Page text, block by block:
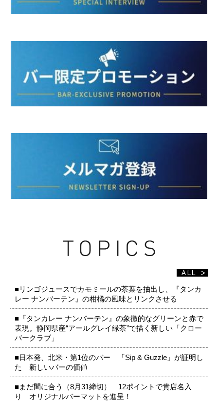
■リンゴジュースでカモミールの茶葉を抽出し、『タンカ
レー ナンバーテン』の柑橘の風味とリンクさせる
■『タンカレー ナンバーテン』の象徴的なグリーンと赤で
表現。静岡県産“アールグレイ緑茶”で描く新しい「クロー
バークラブ」
■日本発、北米・第1位のバー 「Sip & Guzzle」が証明し
た 新しいバーの価値
■まだ間に合う（8月31締切） 12ポイントで貴店名入
り オリジナルバーマットを進呈！